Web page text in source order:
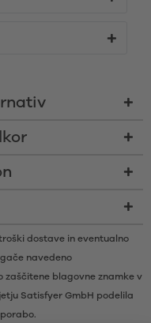
dostave in eventualno
navedeno
zaščitene blagovne znamke v
Satisfyer GmbH podelila